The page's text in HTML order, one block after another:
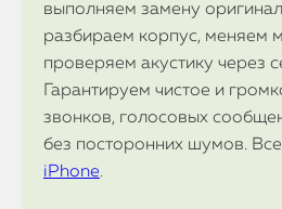
выполняем замену
разбираем корпус, меняем
проверяем акустику через
Гарантируем чистое и
звонков, голосовых
без посторонних шумов.
iPhone.